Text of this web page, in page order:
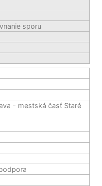
sporu
- mestská časť Staré